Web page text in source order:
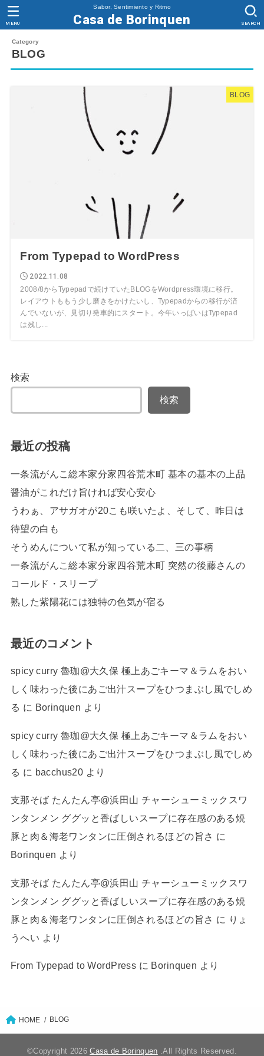
Sabor, Sentimiento y Ritmo
Casa de Borinquen SEARCH
MENU
BLOG
BLOG
From Typepad to WordPress
2022.11.08
2008/8からTypepadで続けていたBLOGをWordpress環境に移行。
レイアウトももう少し磨きをかけたいし、Typepadからの移行が済
んでいないが、見切り発車的にスタート。今年いっぱいはTypepad
は残し...
検索
検索
最近の投稿
一条流がんこ総本家分家四谷荒木町 基本の基本の上品
醤油がこれだけ旨ければ安心安心
うわぁ、アサガオが20こも咲いたよ、そして、昨日は
待望の白も
そうめんについて私が知っている二、三の事柄
一条流がんこ総本家分家四谷荒木町 突然の後藤さんの
コールド・スリープ
熟した紫陽花には独特の色気が宿る
最近のコメント
spicy curry 魯珈@大久保 極上あごキーマ＆ラムをおい
しく味わった後にあご出汁スープをひつまぶし風でしめ
る に Borinquen より
spicy curry 魯珈@大久保 極上あごキーマ＆ラムをおい
しく味わった後にあご出汁スープをひつまぶし風でしめ
る に bacchus20 より
支那そば たんたん亭@浜田山 チャーシューミックスワ
ンタンメン ググッと香ばしいスープに存在感のある焼
豚と肉＆海老ワンタンに圧倒されるほどの旨さ に
Borinquen より
支那そば たんたん亭@浜田山 チャーシューミックスワ
ンタンメン ググッと香ばしいスープに存在感のある焼
豚と肉＆海老ワンタンに圧倒されるほどの旨さ に りょ
うへい より
From Typepad to WordPress に Borinquen より
HOME BLOG
©Copyright 2026Casa de Borinquen .All Rights Reserved.